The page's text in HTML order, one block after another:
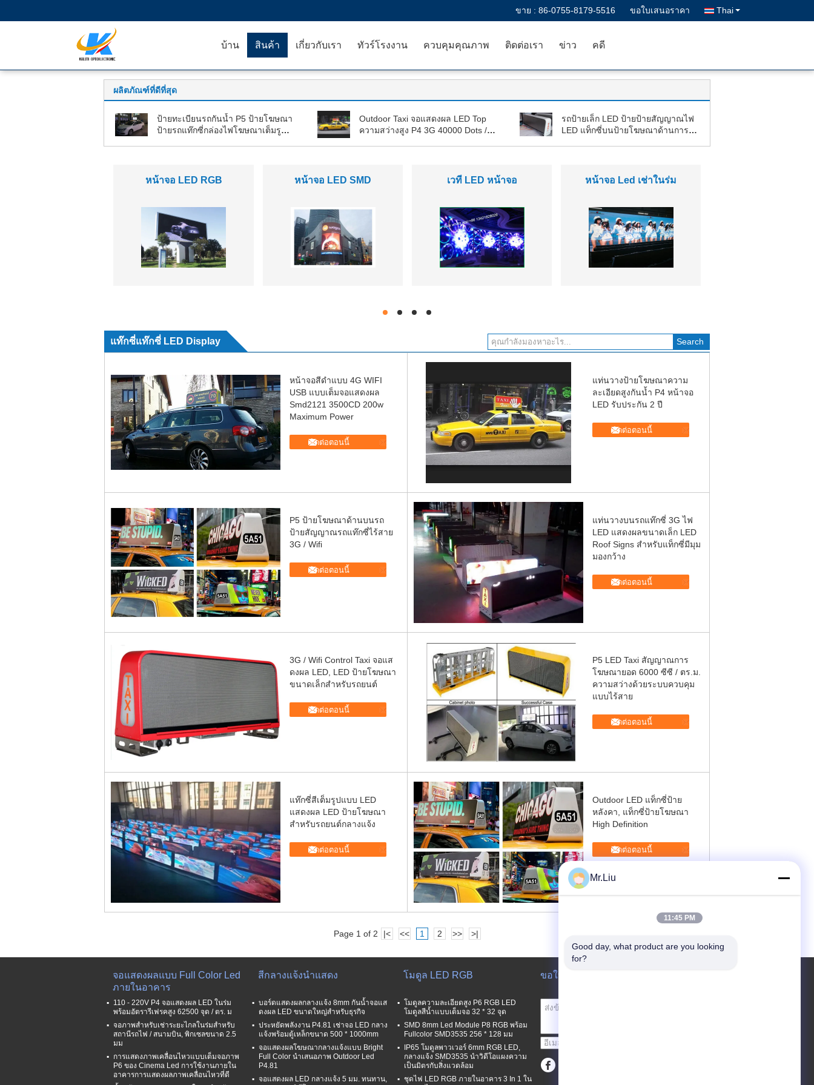
ขาย : 86-0755-8179-5516 ขอใบเสนอราคา Thai
บ้าน สินค้า เกี่ยวกับเรา ทัวร์โรงงาน ควบคุมคุณภาพ ติดต่อเรา ข่าว คดี
ผลิตภัณฑ์ที่ดีที่สุด
ป้ายทะเบียนรถกันน้ำ P5 ป้ายโฆษณา
ป้ายรถแท๊กซี่กล่องไฟโฆษณาเต็มรูป
Outdoor Taxi จอแสดงผล LED Top
ความสว่างสูง P4 3G 40000 Dots /
รถป้ายเล็ก LED ป้ายป้ายสัญญาณไฟ
LED แท็กซี่บนป้ายโฆษณาด้านการ
เช่าจอกลางแจ้ง
จอแสดงผลแบบ Full Color
สีกลางแจ้งนำแสดง โมดูล LED RGB
hd hd hd hd
แท๊กซี่แท๊กซี่ LED Display
หน้าจอสีดำแบบ 4G WIFI
USB แบบเต็มจอแสดงผล
Smd2121 3500CD 200w
Maximum Power
ติดต่อตอนนี้
แท่นวางป้ายโฆษณาความ
ละเอียดสูงกันน้ำ P4 หน้าจอ
LED รับประกัน 2 ปี
ติดต่อตอนนี้
P5 ป้ายโฆษณาด้านบนรถ
ป้ายสัญญาณรถแท๊กซี่ไร้สาย
3G / Wifi
ติดต่อตอนนี้
แท่นวางบนรถแท๊กซี่ 3G ไฟ
LED แสดงผลขนาดเล็ก LED
Roof Signs สำหรับแท็กซี่มีมุม
มองกว้าง
ติดต่อตอนนี้
3G / Wifi Control Taxi จอแส
ดงผล LED, LED ป้ายโฆษณา
ขนาดเล็กสำหรับรถยนต์
ติดต่อตอนนี้
P5 LED Taxi สัญญาณการ
โฆษณายอด 6000 ซีซี / ตร.ม.
ความสว่างด้วยระบบควบคุม
แบบไร้สาย
ติดต่อตอนนี้
แท๊กซี่สีเต็มรูปแบบ LED
แสดงผล LED ป้ายโฆษณา
สำหรับรถยนต์กลางแจ้ง
ติดต่อตอนนี้
Outdoor LED แท็กซี่ป้าย
หลังคา, แท็กซี่ป้ายโฆษณา
High Definition
ติดต่อตอนนี้
Page 1 of 2 |< << 1 2 >> >|
จอแสดงผลแบบ Full Color Led
ภายในอาคาร
110 - 220V P4 จอแสดงผล LED ในร่ม
พร้อมอัตรารีเฟรคสูง 62500 จุด / ตร. ม
จอภาพสำหรับเช่าระยะไกลในร่มสำหรับ
สถานีรถไฟ / สนามบิน, พิกเซลขนาด 2.5
มม
การแสดงภาพเคลื่อนไหวแบบเต็มจอภาพ
P6 ของ Cinema Led การใช้งานภายใน
อาคารการแสดงผลภาพเคลื่อนไหวที่ดี
สีกลางแจ้งนำแสดง
บอร์ดแสดงผลกลางแจ้ง 8mm กันน้ำจอแส
ดงผล LED ขนาดใหญ่สำหรับธุรกิจ
ประหยัดพลังงาน P4.81 เช่าจอ LED กลาง
แจ้งพร้อมตู้เหล็กขนาด 500 * 1000mm
จอแสดงผลโฆษณากลางแจ้งแบบ Bright
Full Color นำเสนอภาพ Outdoor Led
P4.81
จอแสดงผล LED กลางแจ้ง 5 มม. ทนทาน,
โมดูล LED RGB
โมดูลความละเอียดสูง P6 RGB LED
โมดูลสีน้ำแบบเต็มจอ 32 * 32 จุด
SMD 8mm Led Module P8 RGB พร้อม
Fullcolor SMD3535 256 * 128 มม
IP65 โมดูลพาวเวอร์ 6mm RGB LED,
กลางแจ้ง SMD3535 นำวิดีโอแผงความ
เป็นมิตรกับสิ่งแวดล้อม
ชุดไฟ LED RGB ภายในอาคาร 3 In 1 ใน
ขอใบเสนอราคา
Mr.Liu
11:45 PM
Good day, what product are you looking
for?